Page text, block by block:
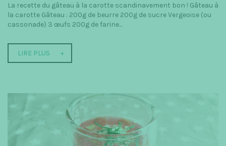
La recette du gâteau à la carotte scandinavement bon ! Gâteau à
la carotte Gâteau : 200g de beurre 200g de sucre Vergeoise (ou
cassonade) 3 œufs 200g de farine...
LIRE PLUS